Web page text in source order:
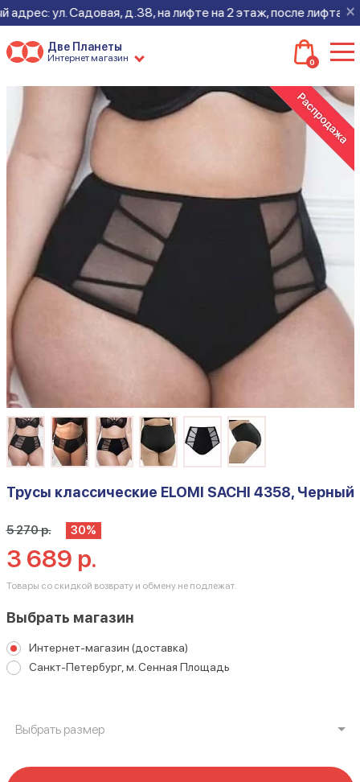
×
ул. Садовая, д.38, на лифте на 2 этаж, после лифта -
Две Планеты
Интернет магазин 0
Трусы классические ELOMI SACHI 4358, Черный
5 270 р. 30%
3 689 р.
Товары со скидкой возврату и обмену не подлежат.
Выбрать магазин
Интернет-магазин (доставка)
Санкт-Петербург, м. Сенная Площадь
Выбрать размер